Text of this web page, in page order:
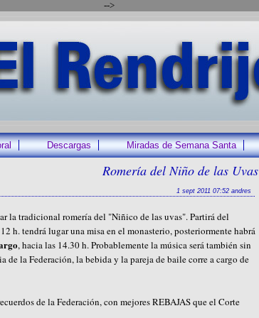
-->
Descargas Miradas de Semana Santa
Romería del Niño de las Uvas
1 sept 2011 07:52 andres
la tradicional romería del "Niñico de las uvas". Partirá del
h. tendrá lugar una misa en el monasterio, posteriormente habrá
, hacia las 14.30 h. Probablemente la música será también sin
la Federación, la bebida y la pareja de baile corre a cargo de
de la Federación, con mejores REBAJAS que el Corte